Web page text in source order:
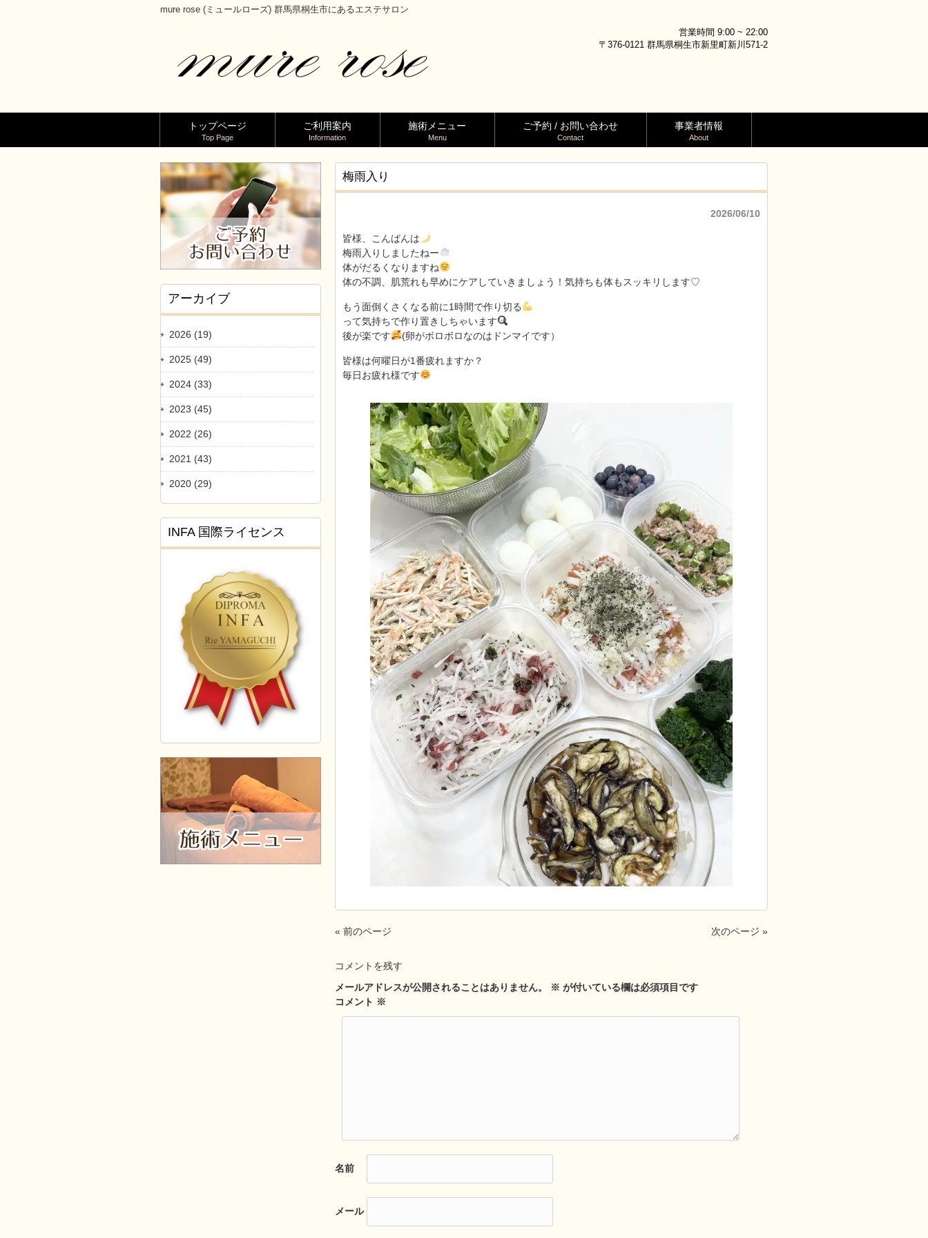
mure rose (ミュールローズ) 群馬県桐生市にあるエステサロン
営業時間 9:00 ~ 22:00
〒376-0121 群馬県桐生市新里町新川571-2
トップページ
Top Page
ご利用案内
Information
施術メニュー
Menu
ご予約 / お問い合わせ
Contact
事業者情報
About
梅雨入り
2026/06/10
皆様、こんばんは
梅雨入りしましたねー
体がだるくなりますね
体の不調、肌荒れも早めにケアしていきましょう！気持ちも体もスッキリします♡
もう面倒くさくなる前に1時間で作り切る
って気持ちで作り置きしちゃいます
後が楽です
(卵がボロボロなのはドンマイです）
皆様は何曜日が1番疲れますか？
毎日お疲れ様です
« 前のページ 次のページ »
コメントを残す
メールアドレスが公開されることはありません。
※ が付いている欄は必須項目です
コメント ※
名前
メール
アーカイブ
2026 (19)
2025 (49)
2024 (33)
2023 (45)
2022 (26)
2021 (43)
2020 (29)
INFA 国際ライセンス